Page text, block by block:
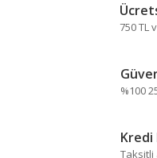
750 TL
%100
Kredi
Taksitli